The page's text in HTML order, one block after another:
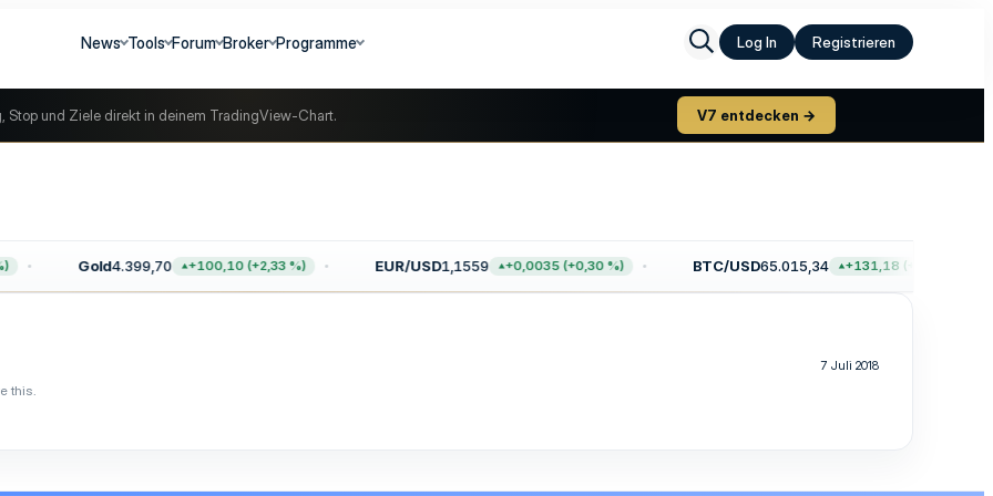
News Tools Forum Broker Programme Log In Registrieren
Stop und Ziele direkt in deinem TradingView-Chart. V7 entdecken →
Gold4.399,70 +100,10 (+2,33 %) EUR/USD1,1559 +0,0035 (+0,30 %) BTC/USD65.015,34 +131,18 (+0,20 %)
7 Juli 2018
this.